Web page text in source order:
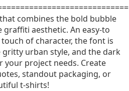
combines the bold bubble
aesthetic. An easy-to
of character, the font is
urban style, and the dark
your project needs. Create
standout packaging, or
t-shirts!